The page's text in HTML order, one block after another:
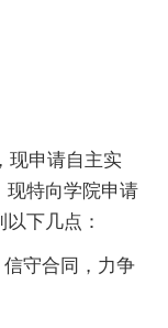
现申请自主实
现特向学院申请
下几点：
守合同，力争